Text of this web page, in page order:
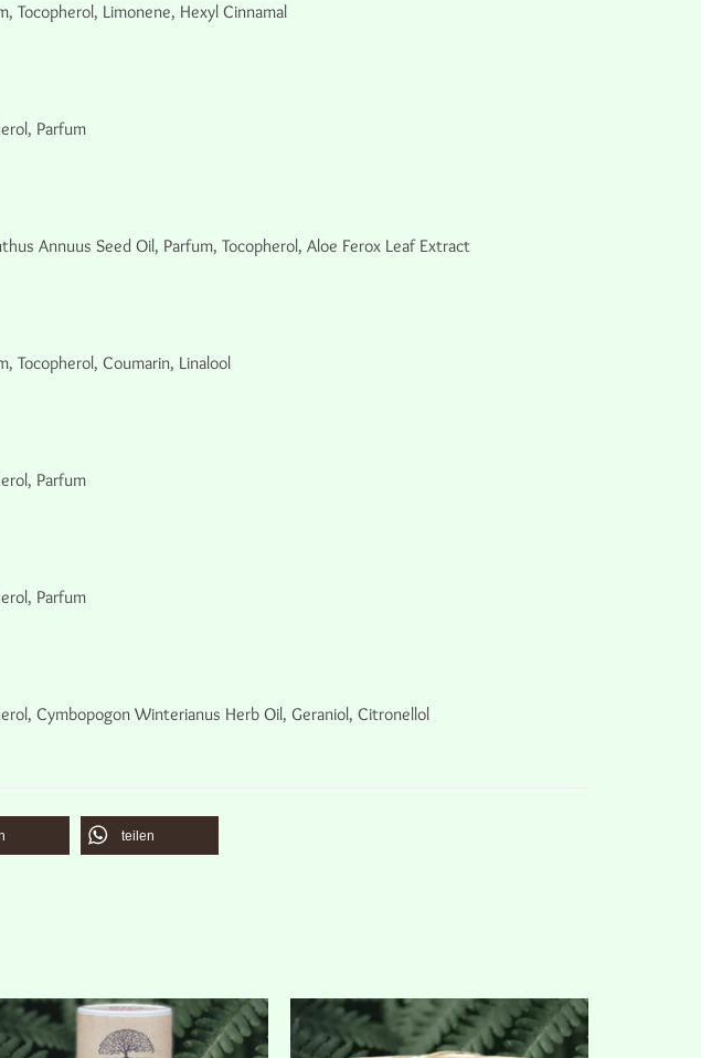
Tocopherol, Limonene, Hexyl Cinnamal
Parfum
Annuus Seed Oil, Parfum, Tocopherol, Aloe Ferox Leaf Extract
Tocopherol, Coumarin, Linalool
Parfum
Parfum
Cymbopogon Winterianus Herb Oil, Geraniol, Citronellol
teilen